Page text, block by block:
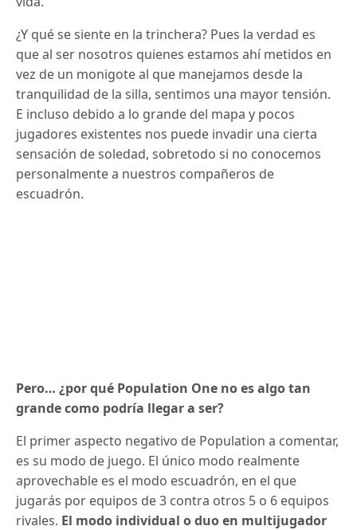
¿Y qué se siente en la trinchera? Pues la verdad es
que al ser nosotros quienes estamos ahí metidos en
vez de un monigote al que manejamos desde la
tranquilidad de la silla, sentimos una mayor tensión.
E incluso debido a lo grande del mapa y pocos
jugadores existentes nos puede invadir una cierta
sensación de soledad, sobretodo si no conocemos
personalmente a nuestros compañeros de
escuadrón.
Pero… ¿por qué Population One no es algo tan
grande como podría llegar a ser?
El primer aspecto negativo de Population a comentar,
es su modo de juego. El único modo realmente
aprovechable es el modo escuadrón, en el que
jugarás por equipos de 3 contra otros 5 o 6 equipos
rivales. El modo individual o duo en multijugador